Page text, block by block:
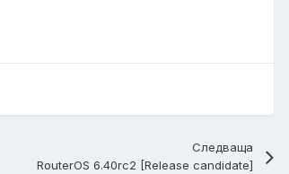
Следваща
RouterOS 6.40rc2 [Release candidate]